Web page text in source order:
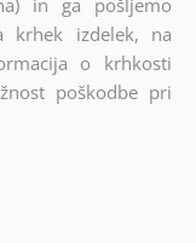
krhek izdelek, na
o krhkosti
poškodbe pri